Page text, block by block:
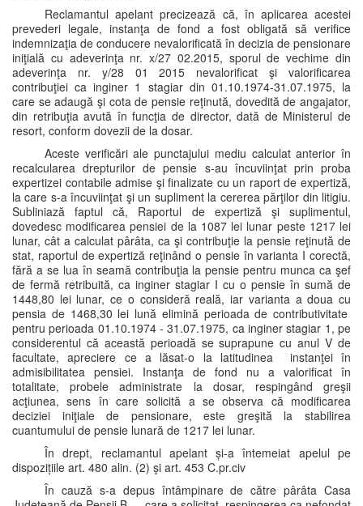
Reclamantul apelant precizează că, în aplicarea acestei
prevederi legale, instanţa de fond a fost obligată să verifice
indemnizaţia de conducere nevalorificată în decizia de pensionare
iniţială cu adeverinţa nr. x/27 02.2015, sporul de vechime din
adeverinţa nr. y/28 01 2015 nevalorificat şi valorificarea
contribuţiei ca inginer 1 stagiar din 01.10.1974-31.07.1975, la
care se adaugă şi cota de pensie reţinută, dovedită de angajator,
din retribuţia avută în funcţia de director, dată de Ministerul de
resort, conform dovezii de la dosar.
Aceste verificări ale punctajului mediu calculat anterior în
recalcularea drepturilor de pensie s-au încuviinţat prin proba
expertizei contabile admise şi finalizate cu un raport de expertiză,
la care s-a încuviinţat şi un supliment la cererea părţilor din litigiu.
Subliniază faptul că, Raportul de expertiză şi suplimentul,
dovedesc modificarea pensiei de la 1087 lei lunar peste 1217 lei
lunar, cât a calculat pârâta, ca şi contribuţie la pensie reţinută de
stat, raportul de expertiză reţinând o pensie în varianta I corectă,
fără a se lua în seamă contribuţia la pensie pentru munca ca şef
de fermă retribuită, ca inginer stagiar I cu o pensie în sumă de
1448,80 lei lunar, ce o consideră reală, iar varianta a doua cu
pensia de 1468,30 lei lună elimină perioada de contributivitate
pentru perioada 01.10.1974 - 31.07.1975, ca inginer stagiar 1, pe
considerentul că această perioadă se suprapune cu anul V de
facultate, apreciere ce a lăsat-o la latitudinea instanţei în
admisibilitatea pensiei. Instanţa de fond nu a valorificat în
totalitate, probele administrate la dosar, respingând greşii
acţiunea, sens în care solicită a se observa că modificarea
deciziei iniţiale de pensionare, este greşită la stabilirea
cuantumului de pensie lunară de 1217 lei lunar.
În drept, reclamantul apelant și-a întemeiat apelul pe
dispozițiile art. 480 alin. (2) şi art. 453 C.pr.civ
În cauză s-a depus întâmpinare de către pârâta Casa